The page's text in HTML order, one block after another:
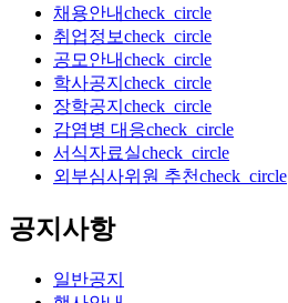
채용안내check_circle
취업정보check_circle
공모안내check_circle
학사공지 check_circle
장학공지 check_circle
감염병 대응check_circle
서식자료실check_circle
외부심사위원 추천check_circle
공지사항
일반공지